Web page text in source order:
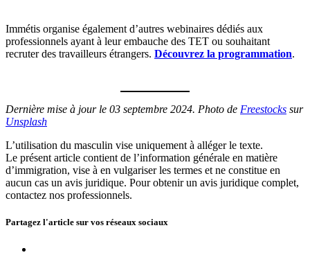
Immétis organise également d’autres webinaires dédiés aux
professionnels ayant à leur embauche des TET ou souhaitant
recruter des travailleurs étrangers. Découvrez la programmation.
Dernière mise à jour le 03 septembre 2024. Photo de Freestocks sur
Unsplash
L’utilisation du masculin vise uniquement à alléger le texte.
Le présent article contient de l’information générale en matière
d’immigration, vise à en vulgariser les termes et ne constitue en
aucun cas un avis juridique. Pour obtenir un avis juridique complet,
contactez nos professionnels.
Partagez l'article sur vos réseaux sociaux